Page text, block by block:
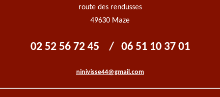
route des rendusses
49630 Maze
02 52 56 72 45 / 06 51 10 37 01
ninivisse44@gmail.com